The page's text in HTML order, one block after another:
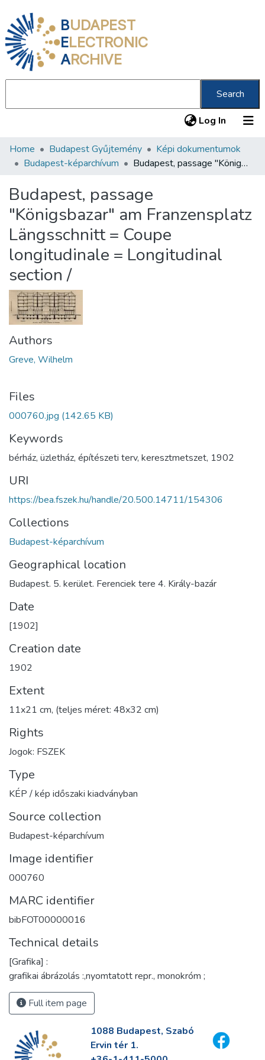
BUDAPEST
ELECTRONIC
ARCHIVE
Search
Log In (current)
Communities & Collections
Statistics
About us
Home Budapest Gyűjtemény
Képi dokumentumok
Budapest-képarchívum
Budapest, passage "Königsbazar" am Franzensplatz Längsschnitt = Coupe longitudinale = Longitudinal section /
Budapest, passage
"Königsbazar" am Franzensplatz
Längsschnitt = Coupe
longitudinale = Longitudinal
section /
Authors
Greve, Wilhelm
Files
000760.jpg (142.65 KB)
Keywords
bérház, üzletház, építészeti terv, keresztmetszet, 1902
URI
https://bea.fszek.hu/handle/20.500.14711/154306
Collections
Budapest-képarchívum
Geographical location
Budapest. 5. kerület. Ferenciek tere 4. Király-bazár
Date
[1902]
Creation date
1902
Extent
11x21 cm, (teljes méret: 48x32 cm)
Rights
Jogok: FSZEK
Type
KÉP / kép időszaki kiadványban
Source collection
Budapest-képarchívum
Image identifier
000760
MARC identifier
bibFOT00000016
Technical details
[Grafika] :
grafikai ábrázolás :,nyomtatott repr., monokróm ;
Full item page
1088 Budapest, Szabó
Ervin tér 1.